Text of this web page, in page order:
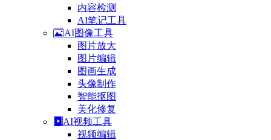
内容检测
AI笔记工具
AI图像工具
图片放大
图片编辑
图画生成
头像制作
智能抠图
美化修复
AI视频工具
视频编辑